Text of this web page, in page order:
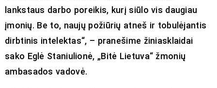
lankstaus darbo poreikis, kurį siūlo vis daugiau
įmonių. Be to, naujų požiūrių atneš ir tobulėjantis
dirbtinis intelektas“, – pranešime žiniasklaidai
sako Eglė Staniulionė, „Bitė Lietuva“ žmonių
ambasados vadovė.